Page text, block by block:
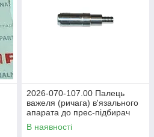
2026-070-107.00 Палець
важеля (ричага) в'язального
апарата до прес-підбирач
Sipma РК-4000, РК-4010, Z-
224/1
В наявності